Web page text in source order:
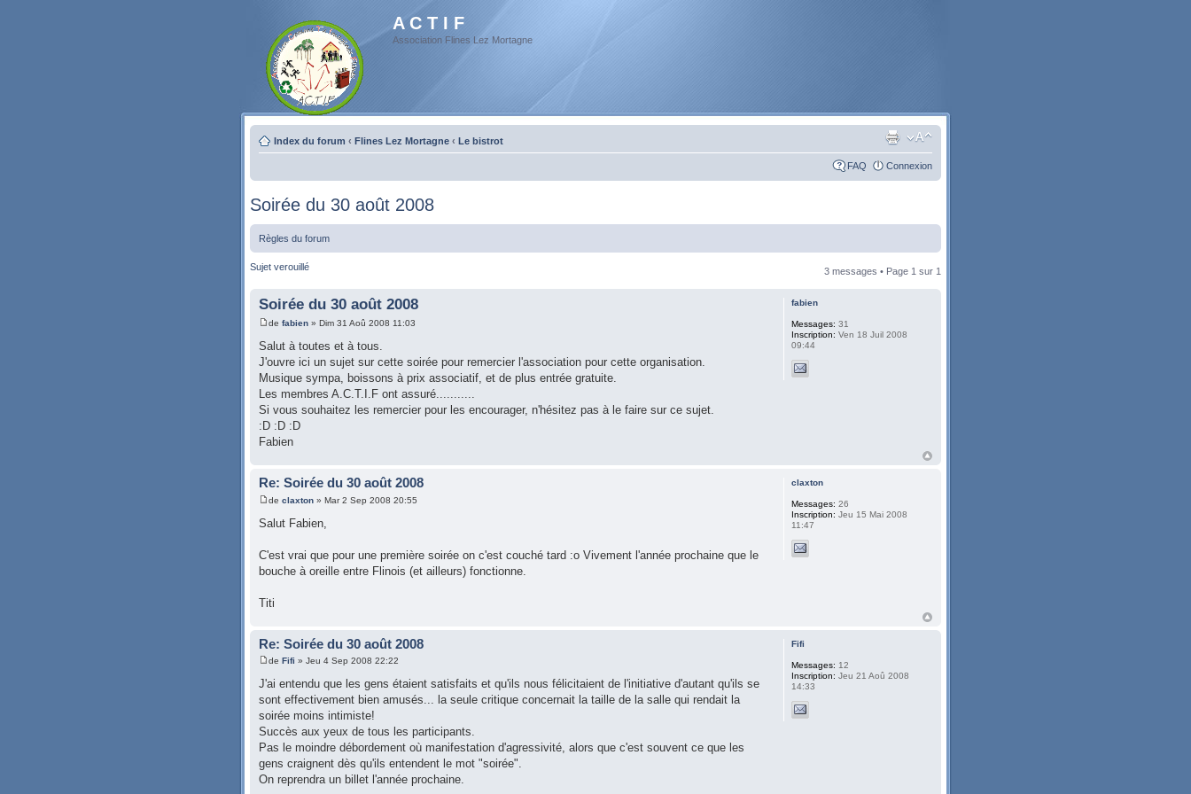
A C T I F
Association Flines Lez Mortagne
Index du forum ‹ Flines Lez Mortagne ‹ Le bistrot
FAQ Connexion
Soirée du 30 août 2008
Règles du forum
Sujet verouillé 3 messages • Page 1 sur 1
Soirée du 30 août 2008
de fabien » Dim 31 Aoû 2008 11:03
Salut à toutes et à tous.
J'ouvre ici un sujet sur cette soirée pour remercier l'association pour cette organisation.
Musique sympa, boissons à prix associatif, et de plus entrée gratuite.
Les membres A.C.T.I.F ont assuré...........
Si vous souhaitez les remercier pour les encourager, n'hésitez pas à le faire sur ce sujet.
:D :D :D
Fabien
fabien
Messages: 31
Inscription: Ven 18 Juil 2008
09:44
Re: Soirée du 30 août 2008
de claxton » Mar 2 Sep 2008 20:55
Salut Fabien,
C'est vrai que pour une première soirée on c'est couché tard :o Vivement l'année prochaine que le
bouche à oreille entre Flinois (et ailleurs) fonctionne.
Titi
claxton
Messages: 26
Inscription: Jeu 15 Mai 2008
11:47
Re: Soirée du 30 août 2008
de Fifi » Jeu 4 Sep 2008 22:22
J'ai entendu que les gens étaient satisfaits et qu'ils nous félicitaient de l'initiative d'autant qu'ils se
sont effectivement bien amusés... la seule critique concernait la taille de la salle qui rendait la
soirée moins intimiste!
Succès aux yeux de tous les participants.
Pas le moindre débordement où manifestation d'agressivité, alors que c'est souvent ce que les
gens craignent dès qu'ils entendent le mot "soirée".
On reprendra un billet l'année prochaine.
Fifi
Messages: 12
Inscription: Jeu 21 Aoû 2008
14:33